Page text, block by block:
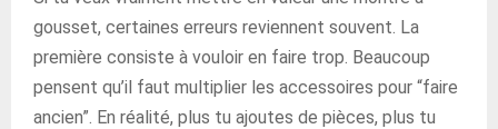
gousset, certaines erreurs reviennent souvent. La
première consiste à vouloir en faire trop. Beaucoup
pensent qu’il faut multiplier les accessoires pour “faire
ancien”. En réalité, plus tu ajoutes de pièces, plus tu